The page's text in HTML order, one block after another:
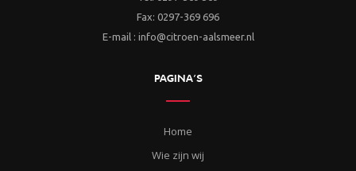
Fax: 0297-369 696
E-mail : info@citroen-aalsmeer.nl
PAGINA’S
Home
Wie zijn wij